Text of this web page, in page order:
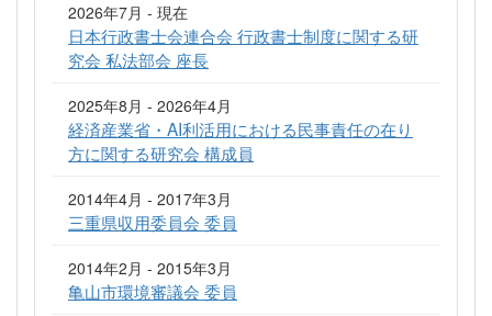
2026年7月 - 現在
日本行政書士会連合会 行政書士制度に関する研
究会 私法部会 座長
2025年8月 - 2026年4月
経済産業省・AI利活用における民事責任の在り
方に関する研究会 構成員
2014年4月 - 2017年3月
三重県収用委員会 委員
2014年2月 - 2015年3月
亀山市環境審議会 委員